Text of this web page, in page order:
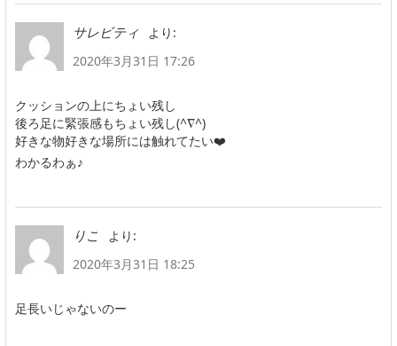
サレビティ
より:
2020年3月31日 17:26
クッションの上にちょい残し
後ろ足に緊張感もちょい残し(^∇^)
好きな物好きな場所には触れてたい❤️
わかるわぁ♪
りこ
より:
2020年3月31日 18:25
足長いじゃないのー